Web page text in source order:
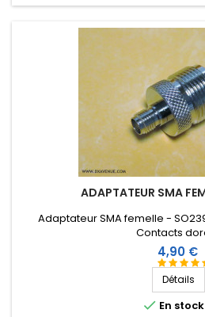
ADAPTATEUR SMA
Adaptateur SMA femelle -
Contacts
Prix
4,90 €
Détails
 En stock